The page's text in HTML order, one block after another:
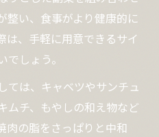
敗しないポイント紹介
ーランキング活用法
シピで迷わない献立
ーを効果的に組み合わせ
バランス献立術
整い、食事がより健康的に
は、手軽に用意できるサイ
しょう。
ては、キャベツやサンチュ
ムチ、もやしの和え物など
肉の脂をさっぱりと中和